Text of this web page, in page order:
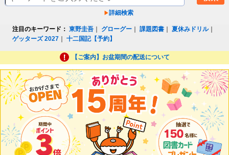
詳細検索
注目のキーワード： 東野圭吾 グローグー ｜課題図書 ｜夏休みドリル｜
ゲッターズ 2027 ｜十二国記【予約】
【ご案内】お盆期間の配送について